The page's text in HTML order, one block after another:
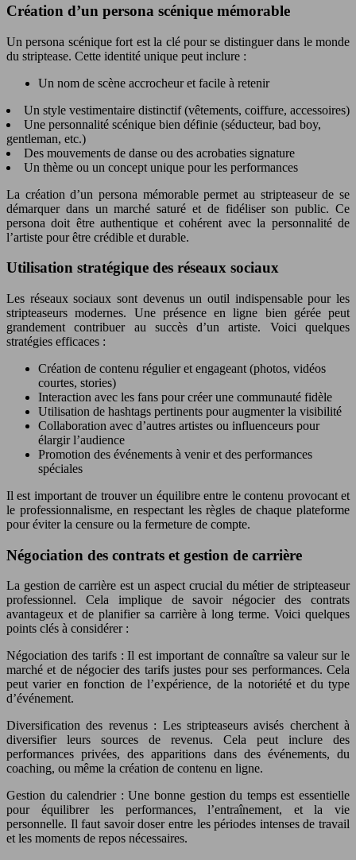
Création d’un persona scénique mémorable
Un persona scénique fort est la clé pour se distinguer dans le monde
du striptease. Cette identité unique peut inclure :
Un nom de scène accrocheur et facile à retenir
Un style vestimentaire distinctif (vêtements, coiffure, accessoires)
Une personnalité scénique bien définie (séducteur, bad boy,
gentleman, etc.)
Des mouvements de danse ou des acrobaties signature
Un thème ou un concept unique pour les performances
La création d’un persona mémorable permet au stripteaseur de se
démarquer dans un marché saturé et de fidéliser son public. Ce
persona doit être authentique et cohérent avec la personnalité de
l’artiste pour être crédible et durable.
Utilisation stratégique des réseaux sociaux
Les réseaux sociaux sont devenus un outil indispensable pour les
stripteaseurs modernes. Une présence en ligne bien gérée peut
grandement contribuer au succès d’un artiste. Voici quelques
stratégies efficaces :
Création de contenu régulier et engageant (photos, vidéos
courtes, stories)
Interaction avec les fans pour créer une communauté fidèle
Utilisation de hashtags pertinents pour augmenter la visibilité
Collaboration avec d’autres artistes ou influenceurs pour
élargir l’audience
Promotion des événements à venir et des performances
spéciales
Il est important de trouver un équilibre entre le contenu provocant et
le professionnalisme, en respectant les règles de chaque plateforme
pour éviter la censure ou la fermeture de compte.
Négociation des contrats et gestion de carrière
La gestion de carrière est un aspect crucial du métier de stripteaseur
professionnel. Cela implique de savoir négocier des contrats
avantageux et de planifier sa carrière à long terme. Voici quelques
points clés à considérer :
Négociation des tarifs : Il est important de connaître sa valeur sur le
marché et de négocier des tarifs justes pour ses performances. Cela
peut varier en fonction de l’expérience, de la notoriété et du type
d’événement.
Diversification des revenus : Les stripteaseurs avisés cherchent à
diversifier leurs sources de revenus. Cela peut inclure des
performances privées, des apparitions dans des événements, du
coaching, ou même la création de contenu en ligne.
Gestion du calendrier : Une bonne gestion du temps est essentielle
pour équilibrer les performances, l’entraînement, et la vie
personnelle. Il faut savoir doser entre les périodes intenses de travail
et les moments de repos nécessaires.